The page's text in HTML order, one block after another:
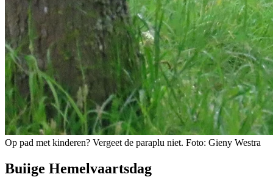
Op pad met kinderen? Vergeet de paraplu niet. Foto: Gieny Westra
Buiige Hemelvaartsdag